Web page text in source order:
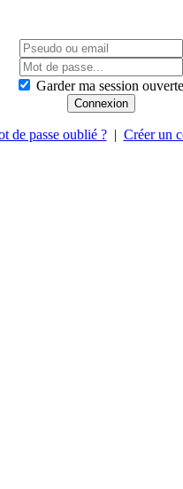
Garder ma session
de passe oublié ?| Créer un